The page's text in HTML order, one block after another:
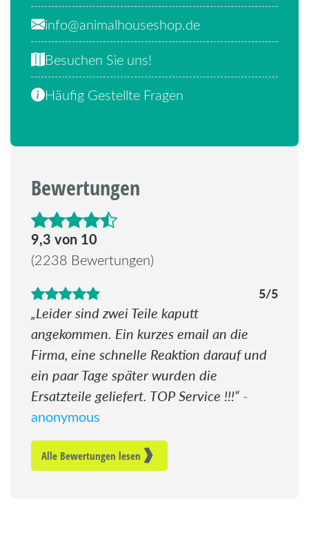
info@animalhouseshop.de
Besuchen Sie uns!
Häufig Gestellte Fragen
Bewertungen
4.6 von 5 Sternen
9,3 von 10
(2238 Bewertungen)
5/5
Leider sind zwei Teile kaputt
angekommen. Ein kurzes email an die
Firma, eine schnelle Reaktion darauf und
ein paar Tage später wurden die
Ersatzteile geliefert. TOP Service !!! -
anonymous
Alle Bewertungen lesen